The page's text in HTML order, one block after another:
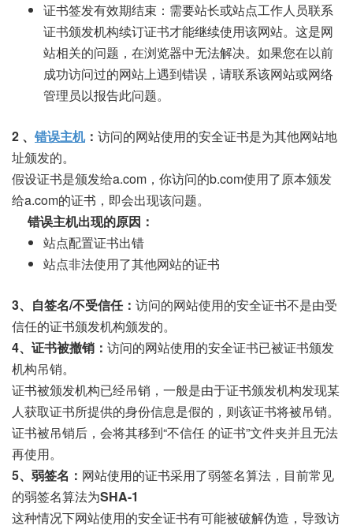
证书签发有效期结束：需要站长或站点工作人员联系
证书颁发机构续订证书才能继续使用该网站。这是网
站相关的问题，在浏览器中无法解决。如果您在以前
成功访问过的网站上遇到错误，请联系该网站或网络
管理员以报告此问题。
2 、 错误主机： 访问的网站使用的安全证书是为其他网站地
址颁发的。
假设证书是颁发给a.com，你访问的b.com使用了原本颁发
给a.com的证书，即会出现该问题。
错误主机出现的原因：
站点配置证书出错
站点非法使用了其他网站的证书
3、自签名/不受信任： 访问的网站使用的安全证书不是由受
信任的证书颁发机构颁发的。
4、证书被撤销： 访问的网站使用的安全证书已被证书颁发
机构吊销。
证书被颁发机构已经吊销，一般是由于证书颁发机构发现某
人获取证书所提供的身份信息是假的，则该证书将被吊销。
证书被吊销后，会将其移到“不信任 的证书”文件夹并且无法
再使用。
5、弱签名： 网站使用的证书采用了弱签名算法，目前常见
的弱签名算法为SHA-1
这种情况下网站使用的安全证书有可能被破解伪造，导致访